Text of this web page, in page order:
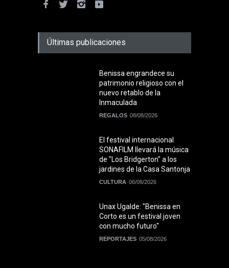
Últimas publicaciones
Benissa engrandece su
patrimonio religioso con el
nuevo retablo de la
Inmaculada
REGALOS 08/08/2026
El festival internacional
SONAFILM llevará la música
de "Los Bridgerton" a los
jardines de la Casa Santonja
CULTURA 06/08/2026
Unax Ugalde: "Benissa en
Corto es un festival joven
con mucho futuro"
REPORTAJES 05/08/2026